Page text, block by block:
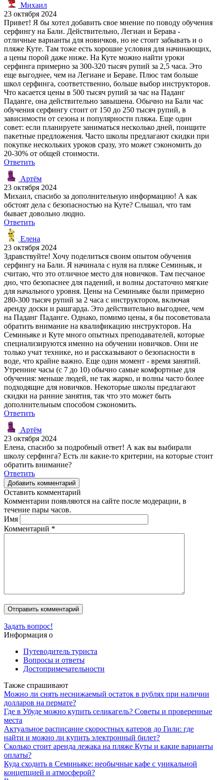
Михаил
23 октября 2024
Привет! Я бы хотел добавить свое мнение по поводу обучения
серфингу на Бали. Действительно, Легиан и Берава -
отличные варианты для новичков, но не стоит забывать и о
пляже Куте. Там тоже есть хорошие условия для начинающих,
а цены порой даже ниже. На Куте можно найти уроки
серфинга примерно за 300-320 тысяч рупий за 2,5 часа. Это
еще выгоднее, чем на Легиане и Бераве. Плюс там больше
школ серфинга, соответственно, больше выбор инструкторов.
Что касается цены в 500 тысяч рупий за час на Паданг
Паданге, она действительно завышена. Обычно на Бали час
обучения серфингу стоит от 150 до 250 тысяч рупий, в
зависимости от сезона и популярности пляжа. Еще один
совет: если планируете заниматься несколько дней, поищите
пакетные предложения. Часто школы предлагают скидки при
покупке нескольких уроков сразу, это может сэкономить до
20-30% от общей стоимости.
Ответить
Артём
23 октября 2024
Михаил, спасибо за дополнительную информацию! А как
обстоят дела с безопасностью на Куте? Слышал, что там
бывает довольно людно.
Ответить
Елена
23 октября 2024
Здравствуйте! Хочу поделиться своим опытом обучения
серфингу на Бали. Я начинала с нуля на пляже Семиньяк, и
считаю, что это отличное место для новичков. Там песчаное
дно, что безопаснее для падений, и волны достаточно мягкие
для начального уровня. Цены на Семиньяке были примерно
280-300 тысяч рупий за 2 часа с инструктором, включая
аренду доски и рашгарда. Это действительно выгоднее, чем
на Паданг Паданге. Однако, помимо цены, я бы посоветовала
обратить внимание на квалификацию инструкторов. На
Семиньяке и Куте много опытных преподавателей, которые
специализируются именно на обучении новичков. Они не
только учат технике, но и рассказывают о безопасности в
воде, что крайне важно. Еще один момент - время занятий.
Утренние часы (с 7 до 10) обычно самые комфортные для
обучения: меньше людей, не так жарко, и волны часто более
подходящие для новичков. Некоторые школы предлагают
скидки на ранние занятия, так что это может быть
дополнительным способом сэкономить.
Ответить
Артём
23 октября 2024
Елена, спасибо за подробный ответ! А как вы выбирали
школу серфинга? Есть ли какие-то критерии, на которые стоит
обратить внимание?
Ответить
Добавить комментарий
Оставить комментарий
Комментарии появляются на сайте после модерации, в
течение пары часов.
Имя
Комментарий *
Задать вопрос!
Информация о
Путеводитель туриста
Вопросы и ответы
Достопримечательности
Также спрашивают
Можно ли снять неснижаемый остаток в рублях при наличии
долларов на пермате?
Где в Убуде можно купить селикагель? Советы и проверенные
места
Актуальное расписание скоростных катеров до Гили: где
найти и можно ли купить электронный билет?
Сколько стоит аренда лежака на пляже Куты и какие варианты
оплаты?
Куда сходить в Семиньяке: необычные кафе с уникальной
концепцией и атмосферой?